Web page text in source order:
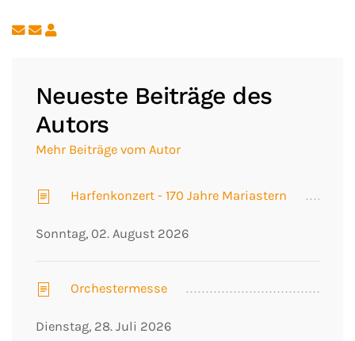
Updates abonnieren
Abo von Updates dieses Autors beenden
Neueste Beiträge des
Autors
Mehr Beiträge vom Autor
Harfenkonzert - 170 Jahre Mariastern
Sonntag, 02. August 2026
Orchestermesse
Dienstag, 28. Juli 2026